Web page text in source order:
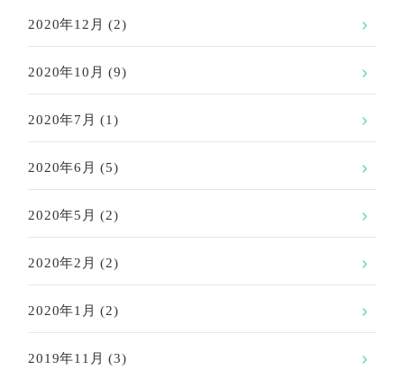
2020年12月 (2)
2020年10月 (9)
2020年7月 (1)
2020年6月 (5)
2020年5月 (2)
2020年2月 (2)
2020年1月 (2)
2019年11月 (3)